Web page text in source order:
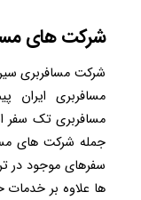
شرکت های
شرکت مسافربری
مسافربری ایران
مسافربری تک سفر
جمله شرکت های
سفرهای موجود در
ها علاوه بر